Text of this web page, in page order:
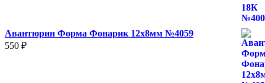
Авантюрин Форма Фонарик 12x8мм №4059
550 ₽